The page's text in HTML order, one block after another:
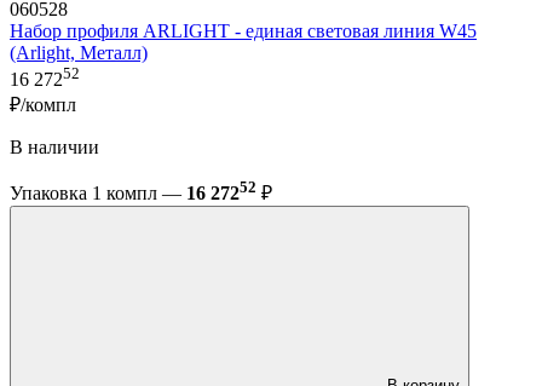
060528
Набор профиля ARLIGHT - единая световая линия W45
(Arlight, Металл)
16 27252
₽/компл
В наличии
Упаковка 1 компл — 16 27252 ₽